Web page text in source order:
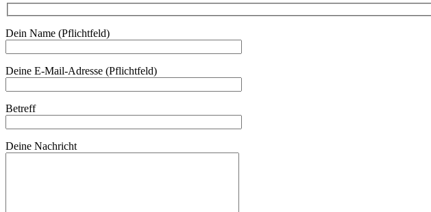
Dein Name (Pflichtfeld)
Deine E-Mail-Adresse (Pflichtfeld)
Betreff
Deine Nachricht